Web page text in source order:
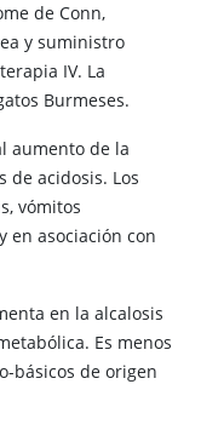
de Conn,
y suministro
IV. La
Burmeses.
aumento de la
de acidosis. Los
vómitos
en asociación con
en la alcalosis
Es menos
básicos de origen